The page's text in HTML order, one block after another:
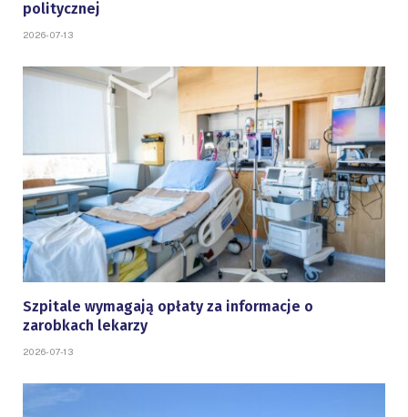
politycznej
2026-07-13
Szpitale wymagają opłaty za informacje o
zarobkach lekarzy
2026-07-13